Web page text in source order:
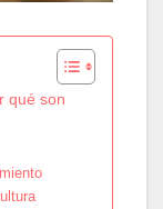
qué son